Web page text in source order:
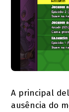
A principal
ausência do